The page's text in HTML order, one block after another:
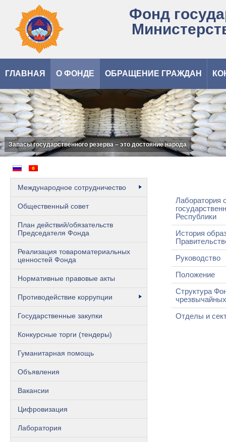
Фонд
ГЛАВНАЯ О ФОНДЕ ОБРАЩЕНИЕ ГРАЖДАН
Запасы государственного резерва – это достояние народа
Международное сотрудничество
Общественный cовет
План действий/обязательств
Председателя Фонда
Реализация товароматериальных
ценностей Фонда
Нормативные правовые акты
Противодействие коррупции
Государственные закупки
Конкурсные торги (тендеры)
Гуманитарная помощь
Объявления
Вакансии
Цифровизация
Лаборатория
Лаборатория
Республики
История
Руководство
Положение
Структура
Отделы и